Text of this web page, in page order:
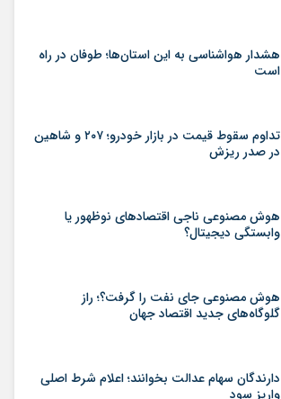
هشدار هواشناسی به این استان‌ها؛ طوفان در راه
است
تداوم سقوط قیمت در بازار خودرو؛ ۲۰۷ و شاهین
در صدر ریزش
هوش مصنوعی ناجی اقتصادهای نوظهور یا
وابستگی دیجیتال؟
هوش مصنوعی جای نفت را گرفت؟؛ راز
گلوگاه‌های جدید اقتصاد جهان
دارندگان سهام عدالت بخوانند؛ اعلام شرط اصلی
واریز سود